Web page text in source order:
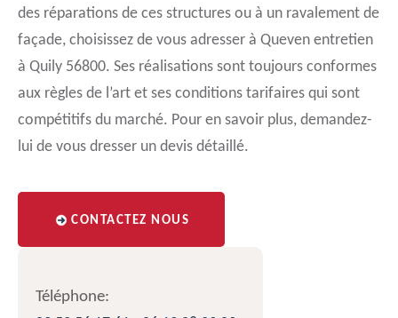
des réparations de ces structures ou à un ravalement de
façade, choisissez de vous adresser à Queven entretien
à Quily 56800. Ses réalisations sont toujours conformes
aux règles de l’art et ses conditions tarifaires qui sont
compétitifs du marché. Pour en savoir plus, demandez-
lui de vous dresser un devis détaillé.
CONTACTEZ NOUS
Téléphone: